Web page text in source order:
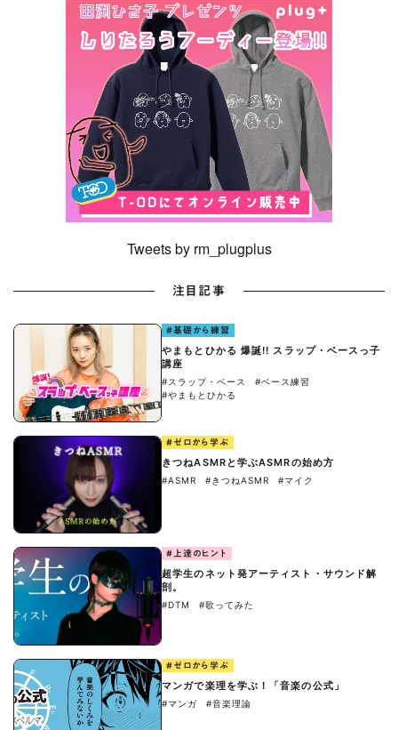
Tweets by rm_plugplus
注目記事
#基礎から練習
やまもとひかる 爆誕!! スラップ・ベースっ子
講座
#スラップ・ベース
#ベース練習
#やまもとひかる
#ゼロから学ぶ
きつねASMRと学ぶASMRの始め方
#ASMR #きつねASMR #マイク
#上達のヒント
超学生のネット発アーティスト・サウンド解
剖。
#DTM #歌ってみた
#ゼロから学ぶ
マンガで楽理を学ぶ！「音楽の公式」
#マンガ #音楽理論